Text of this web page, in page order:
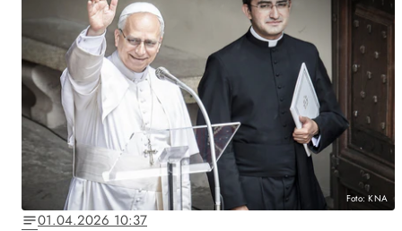
Foto: KNA
notes01.04.2026 10:37